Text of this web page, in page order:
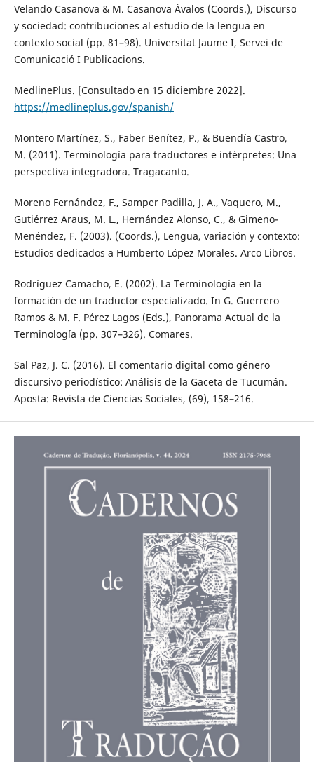
Velando Casanova & M. Casanova Ávalos (Coords.), Discurso
y sociedad: contribuciones al estudio de la lengua en
contexto social (pp. 81–98). Universitat Jaume I, Servei de
Comunicació I Publicacions.
MedlinePlus. [Consultado en 15 diciembre 2022].
https://medlineplus.gov/spanish/
Montero Martínez, S., Faber Benítez, P., & Buendía Castro,
M. (2011). Terminología para traductores e intérpretes: Una
perspectiva integradora. Tragacanto.
Moreno Fernández, F., Samper Padilla, J. A., Vaquero, M.,
Gutiérrez Araus, M. L., Hernández Alonso, C., & Gimeno-
Menéndez, F. (2003). (Coords.), Lengua, variación y contexto:
Estudios dedicados a Humberto López Morales. Arco Libros.
Rodríguez Camacho, E. (2002). La Terminología en la
formación de un traductor especializado. In G. Guerrero
Ramos & M. F. Pérez Lagos (Eds.), Panorama Actual de la
Terminología (pp. 307–326). Comares.
Sal Paz, J. C. (2016). El comentario digital como género
discursivo periodístico: Análisis de la Gaceta de Tucumán.
Aposta: Revista de Ciencias Sociales, (69), 158–216.